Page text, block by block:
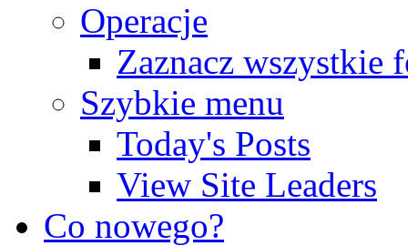
Operacje
Zaznacz wszystkie
Szybkie menu
Today's Posts
View Site Leaders
Co nowego?